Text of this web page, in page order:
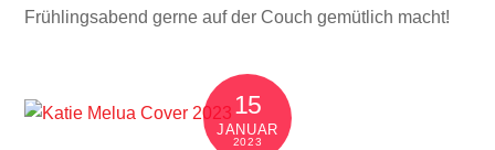
Frühlingsabend gerne auf der Couch gemütlich macht!
15
JANUAR
2023